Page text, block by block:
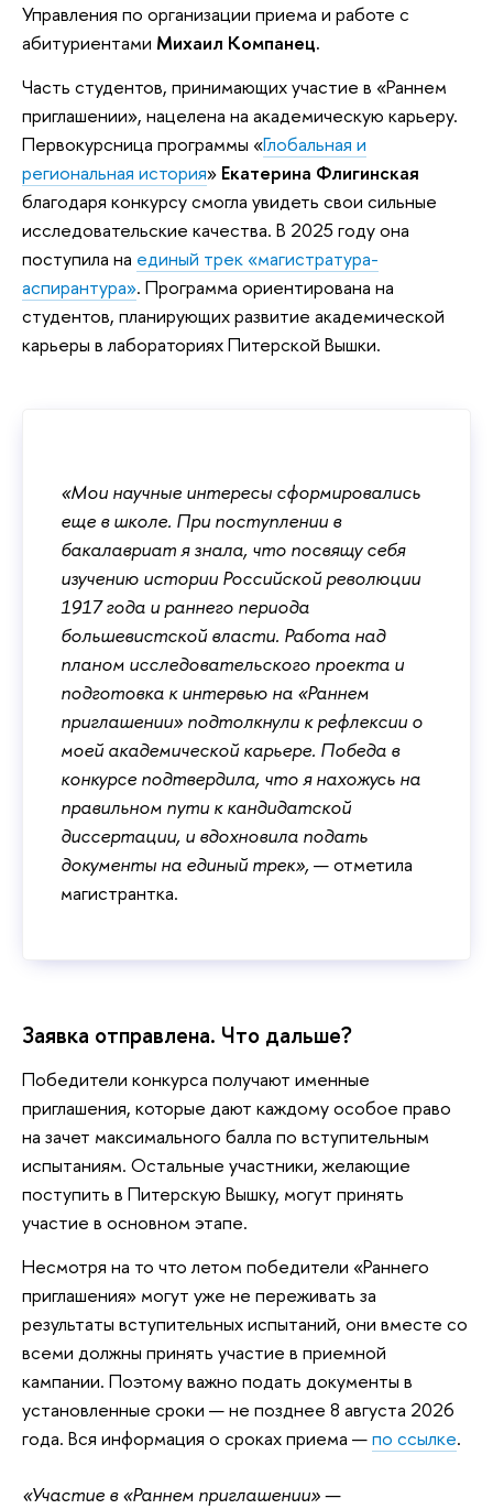
Управления по организации приема и работе с
абитуриентами Михаил Компанец.
Часть студентов, принимающих участие в «Раннем
приглашении», нацелена на академическую карьеру.
Первокурсница программы «Глобальная и
региональная история» Екатерина Флигинская
благодаря конкурсу смогла увидеть свои сильные
исследовательские качества. В 2025 году она
поступила на единый трек «магистратура-
аспирантура». Программа ориентирована на
студентов, планирующих развитие академической
карьеры в лабораториях Питерской Вышки.
«Мои научные интересы сформировались
еще в школе. При поступлении в
бакалавриат я знала, что посвящу себя
изучению истории Российской революции
1917 года и раннего периода
большевистской власти. Работа над
планом исследовательского проекта и
подготовка к интервью на «Раннем
приглашении» подтолкнули к рефлексии о
моей академической карьере. Победа в
конкурсе подтвердила, что я нахожусь на
правильном пути к кандидатской
диссертации, и вдохновила подать
документы на единый трек»,— отметила
магистрантка.
Заявка отправлена. Что дальше?
Победители конкурса получают именные
приглашения, которые дают каждому особое право
на зачет максимального балла по вступительным
испытаниям. Остальные участники, желающие
поступить в Питерскую Вышку, могут принять
участие в основном этапе.
Несмотря на то что летом победители «Раннего
приглашения» могут уже не переживать за
результаты вступительных испытаний, они вместе со
всеми должны принять участие в приемной
кампании. Поэтому важно подать документы в
установленные сроки — не позднее 8 августа 2026
года. Вся информация о сроках приема —по ссылке.
«Участие в «Раннем приглашении» —